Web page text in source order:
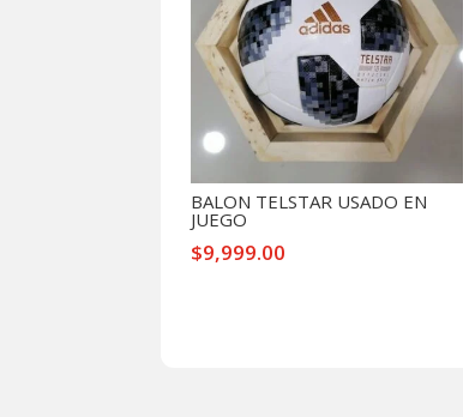
BALON TELSTAR USADO EN
JUEGO
$9,999.00